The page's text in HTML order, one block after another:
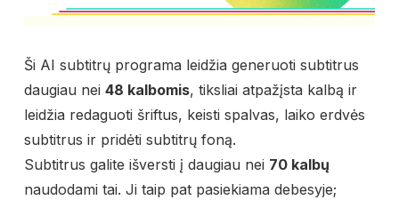
Ši AI subtitrų programa leidžia generuoti subtitrus
daugiau nei 48 kalbomis, tiksliai atpažįsta kalbą ir
leidžia redaguoti šriftus, keisti spalvas, laiko erdvės
subtitrus ir pridėti subtitrų foną.
Subtitrus galite išversti į daugiau nei 70 kalbų
naudodami tai. Ji taip pat pasiekiama debesyje;